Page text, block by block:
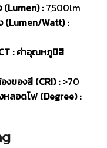
(Lumen) :7,500lm
(Lumen/Watt) :
: ค่าอุณหภูมิสี
ของสี (CRI) :>70
หลอดไฟ (Degree) :